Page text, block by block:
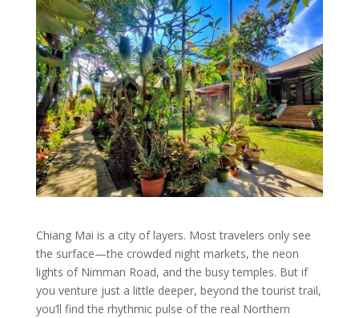
Chiang Mai is a city of layers. Most travelers only see
the surface—the crowded night markets, the neon
lights of Nimman Road, and the busy temples. But if
you venture just a little deeper, beyond the tourist trail,
you’ll find the rhythmic pulse of the real Northern